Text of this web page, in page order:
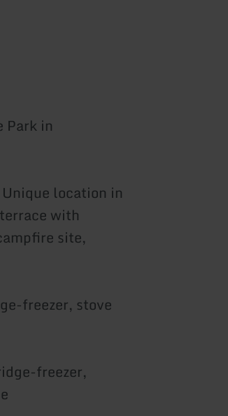
Park in
location in
with
site,
freezer, stove
freezer,